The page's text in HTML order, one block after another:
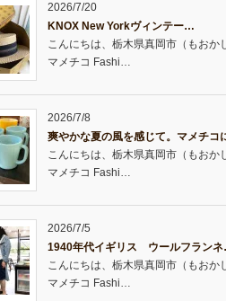
2026/7/20
KNOX New Yorkヴィンテー…
こんにちは、栃木県真岡市（もおか
マメチコ Fashi…
2026/7/8
爽やかな夏の風を感じて。マメチコ
こんにちは、栃木県真岡市（もおか
マメチコ Fashi…
2026/7/5
1940年代イギリス ウールフラン
こんにちは、栃木県真岡市（もおか
マメチコ Fashi…